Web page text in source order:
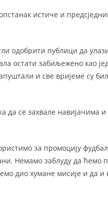
истиче и
одобрити публици да
остати забиљежено као
и све вријеме су
да се захвале навијачима и
за промоцију
Немамо заблуду да ћемо
дио хумане мисије и да и